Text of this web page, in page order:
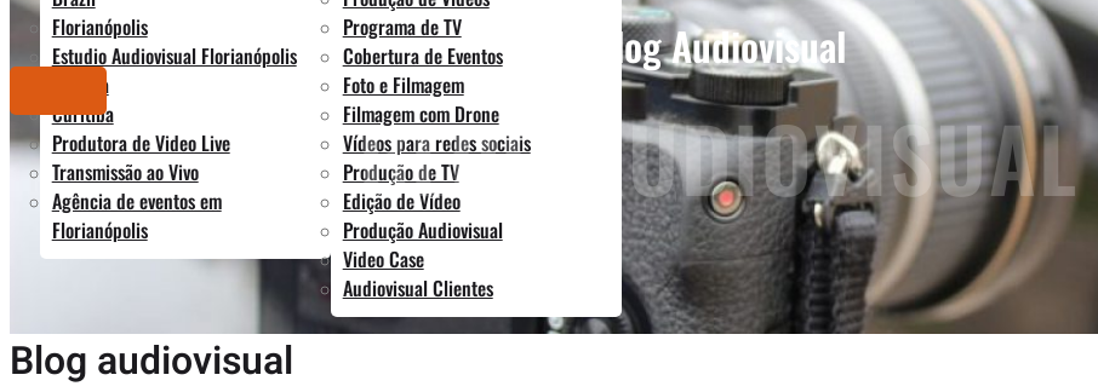
Florianópolis
Estudio Audiovisual Florianópolis
Brasília
Curitiba
Produtora de Video Live
Transmissão ao Vivo
Agência de eventos em
Florianópolis
Programa de TV
Cobertura de Eventos
Foto e Filmagem
Filmagem com Drone
Vídeos para redes sociais
Produção de TV
Edição de Vídeo
Produção Audiovisual
Video Case
Audiovisual Clientes
Blog Audiovisual
BLOG AUDIOVISUAL
Blog audiovisual